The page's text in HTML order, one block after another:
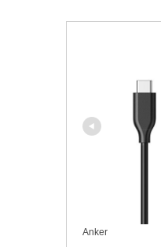
Anker